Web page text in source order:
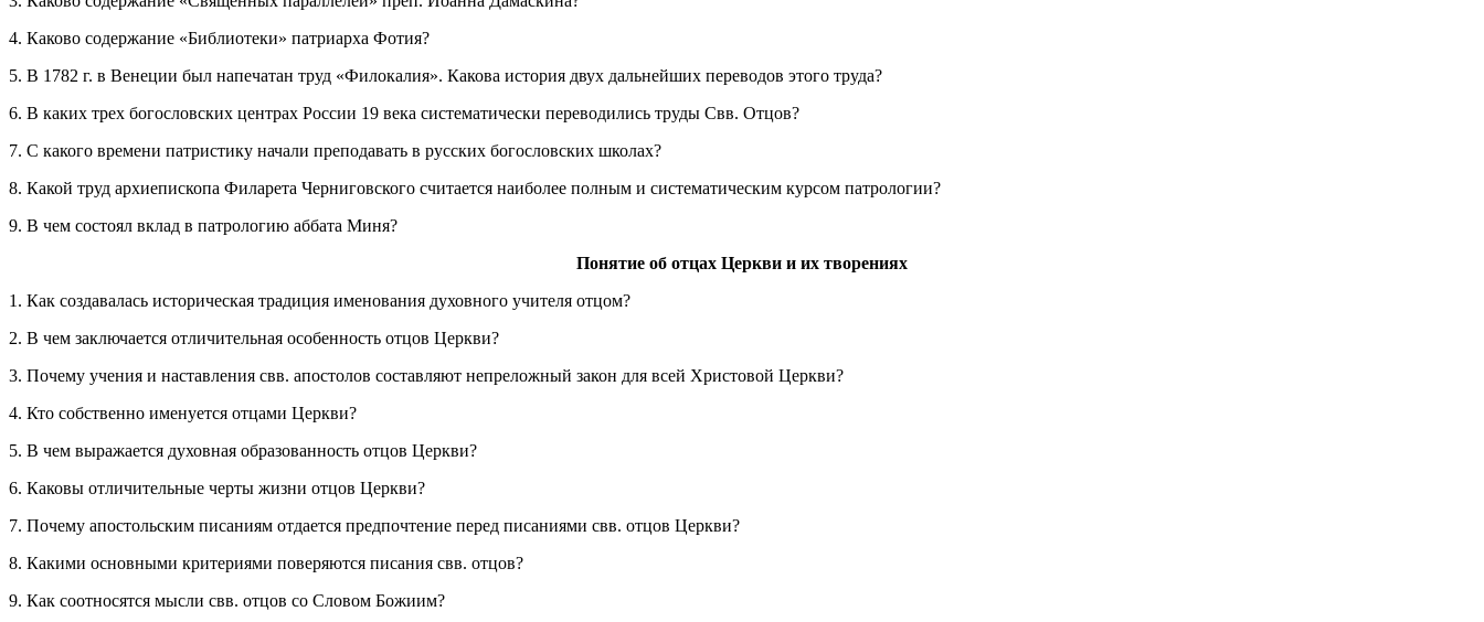
4. Каково содержание «Библиотеки» патриарха Фотия?
5. В 1782 г. в Венеции был напечатан труд «Филокалия». Какова история двух дальнейших переводов этого труда?
6. В каких трех богословских центрах России 19 века систематически переводились труды Свв. Отцов?
7. С какого времени патристику начали преподавать в русских богословских школах?
8. Какой труд архиепископа Филарета Черниговского считается наиболее полным и систематическим курсом патрологии?
9. В чем состоял вклад в патрологию аббата Миня?
Понятие об отцах Церкви и их творениях
1. Как создавалась историческая традиция именования духовного учителя отцом?
2. В чем заключается отличительная особенность отцов Церкви?
3. Почему учения и наставления свв. апостолов составляют непреложный закон для всей Христовой Церкви?
4. Кто собственно именуется отцами Церкви?
5. В чем выражается духовная образованность отцов Церкви?
6. Каковы отличительные черты жизни отцов Церкви?
7. Почему апостольским писаниям отдается предпочтение перед писаниями свв. отцов Церкви?
8. Какими основными критериями поверяются писания свв. отцов?
9. Как соотносятся мысли свв. отцов со Словом Божиим?